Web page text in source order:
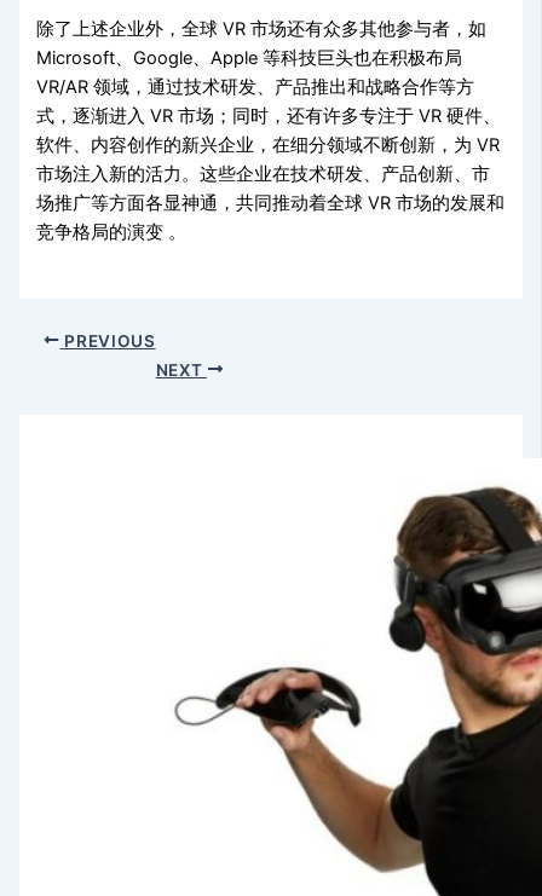
除了上述企业外，全球 VR 市场还有众多其他参与者，如
Microsoft、Google、Apple 等科技巨头也在积极布局
VR/AR 领域，通过技术研发、产品推出和战略合作等方
式，逐渐进入 VR 市场；同时，还有许多专注于 VR 硬件、
软件、内容创作的新兴企业，在细分领域不断创新，为 VR
市场注入新的活力。这些企业在技术研发、产品创新、市
场推广等方面各显神通，共同推动着全球 VR 市场的发展和
竞争格局的演变 。
PREVIOUS
NEXT